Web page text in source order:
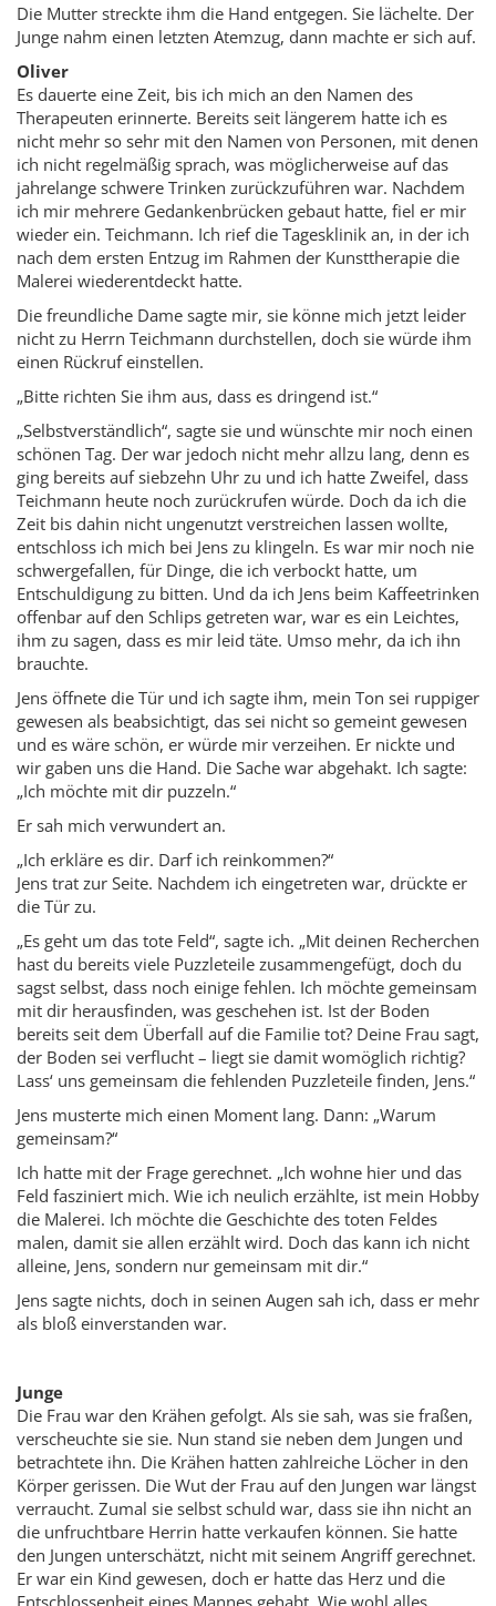
Die Mutter streckte ihm die Hand entgegen. Sie lächelte. Der
Junge nahm einen letzten Atemzug, dann machte er sich auf.
Oliver
Es dauerte eine Zeit, bis ich mich an den Namen des
Therapeuten erinnerte. Bereits seit längerem hatte ich es
nicht mehr so sehr mit den Namen von Personen, mit denen
ich nicht regelmäßig sprach, was möglicherweise auf das
jahrelange schwere Trinken zurückzuführen war. Nachdem
ich mir mehrere Gedankenbrücken gebaut hatte, fiel er mir
wieder ein. Teichmann. Ich rief die Tagesklinik an, in der ich
nach dem ersten Entzug im Rahmen der Kunsttherapie die
Malerei wiederentdeckt hatte.
Die freundliche Dame sagte mir, sie könne mich jetzt leider
nicht zu Herrn Teichmann durchstellen, doch sie würde ihm
einen Rückruf einstellen.
„Bitte richten Sie ihm aus, dass es dringend ist.“
„Selbstverständlich“, sagte sie und wünschte mir noch einen
schönen Tag. Der war jedoch nicht mehr allzu lang, denn es
ging bereits auf siebzehn Uhr zu und ich hatte Zweifel, dass
Teichmann heute noch zurückrufen würde. Doch da ich die
Zeit bis dahin nicht ungenutzt verstreichen lassen wollte,
entschloss ich mich bei Jens zu klingeln. Es war mir noch nie
schwergefallen, für Dinge, die ich verbockt hatte, um
Entschuldigung zu bitten. Und da ich Jens beim Kaffeetrinken
offenbar auf den Schlips getreten war, war es ein Leichtes,
ihm zu sagen, dass es mir leid täte. Umso mehr, da ich ihn
brauchte.
Jens öffnete die Tür und ich sagte ihm, mein Ton sei ruppiger
gewesen als beabsichtigt, das sei nicht so gemeint gewesen
und es wäre schön, er würde mir verzeihen. Er nickte und
wir gaben uns die Hand. Die Sache war abgehakt. Ich sagte:
„Ich möchte mit dir puzzeln.“
Er sah mich verwundert an.
„Ich erkläre es dir. Darf ich reinkommen?“
Jens trat zur Seite. Nachdem ich eingetreten war, drückte er
die Tür zu.
„Es geht um das tote Feld“, sagte ich. „Mit deinen Recherchen
hast du bereits viele Puzzleteile zusammengefügt, doch du
sagst selbst, dass noch einige fehlen. Ich möchte gemeinsam
mit dir herausfinden, was geschehen ist. Ist der Boden
bereits seit dem Überfall auf die Familie tot? Deine Frau sagt,
der Boden sei verflucht – liegt sie damit womöglich richtig?
Lass‘ uns gemeinsam die fehlenden Puzzleteile finden, Jens.“
Jens musterte mich einen Moment lang. Dann: „Warum
gemeinsam?“
Ich hatte mit der Frage gerechnet. „Ich wohne hier und das
Feld fasziniert mich. Wie ich neulich erzählte, ist mein Hobby
die Malerei. Ich möchte die Geschichte des toten Feldes
malen, damit sie allen erzählt wird. Doch das kann ich nicht
alleine, Jens, sondern nur gemeinsam mit dir.“
Jens sagte nichts, doch in seinen Augen sah ich, dass er mehr
als bloß einverstanden war.
Junge
Die Frau war den Krähen gefolgt. Als sie sah, was sie fraßen,
verscheuchte sie sie. Nun stand sie neben dem Jungen und
betrachtete ihn. Die Krähen hatten zahlreiche Löcher in den
Körper gerissen. Die Wut der Frau auf den Jungen war längst
verraucht. Zumal sie selbst schuld war, dass sie ihn nicht an
die unfruchtbare Herrin hatte verkaufen können. Sie hatte
den Jungen unterschätzt, nicht mit seinem Angriff gerechnet.
Er war ein Kind gewesen, doch er hatte das Herz und die
Entschlossenheit eines Mannes gehabt. Wie wohl alles